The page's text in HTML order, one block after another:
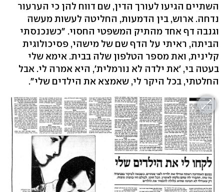
השתיים הגיעו לעורך הדין, שם דווח להן כי הערעור
נדחה. ארוש, בין הדמעות, החליטה לעשות מעשה
וגנבה דף אחד מהתיק המשפטי החסוי. "כשנכנסתי
הביתה, ראיתי על הדף שם של מישהי, פסיכולוגית
קלינית, ואת מספר הטלפון שלה בבית. אימא שלי
בעטה בי, 'את ילדה לא נורמלית', היא אמרה לי. אבל
החלטתי, בכל היקר לי, שאמצא את הילדים שלי".